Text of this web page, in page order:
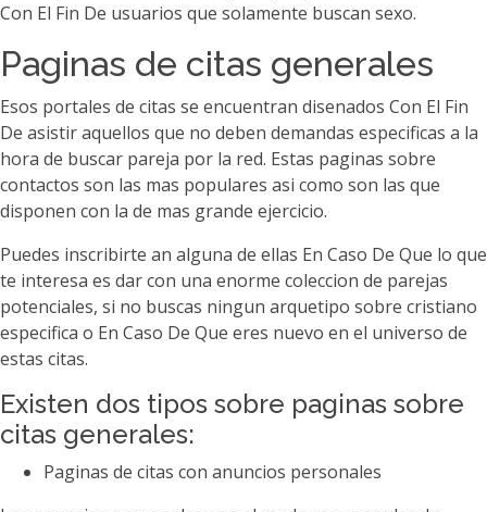
Con El Fin De usuarios que solamente buscan sexo.
Paginas de citas generales
Esos portales de citas se encuentran disenados Con El Fin
De asistir aquellos que no deben demandas especificas a la
hora de buscar pareja por la red. Estas paginas sobre
contactos son las mas populares asi­ como son las que
disponen con la de mas grande ejercicio.
Puedes inscribirte an alguna de ellas En Caso De Que lo que
te interesa es dar con una enorme coleccion de parejas
potenciales, si no buscas ningun arquetipo sobre cristiano
especifica o En Caso De Que eres nuevo en el universo de
estas citas.
Existen dos tipos sobre paginas sobre
citas generales:
Paginas de citas con anuncios personales